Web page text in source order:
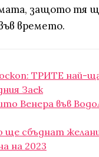
защото тя
времето.
ТРИТЕ най-
Заек
Венера във
ще сбъднат
на 2023